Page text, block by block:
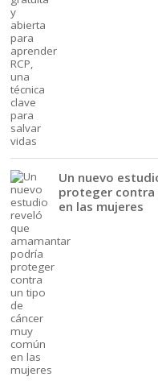
Un nuevo
proteger contra
en las mujeres